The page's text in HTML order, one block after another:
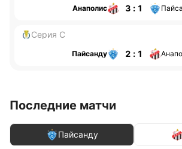
Анаполис 3 : 1
Серия С
Пайсанду 2 : 1
Последние матчи
Пайсанду